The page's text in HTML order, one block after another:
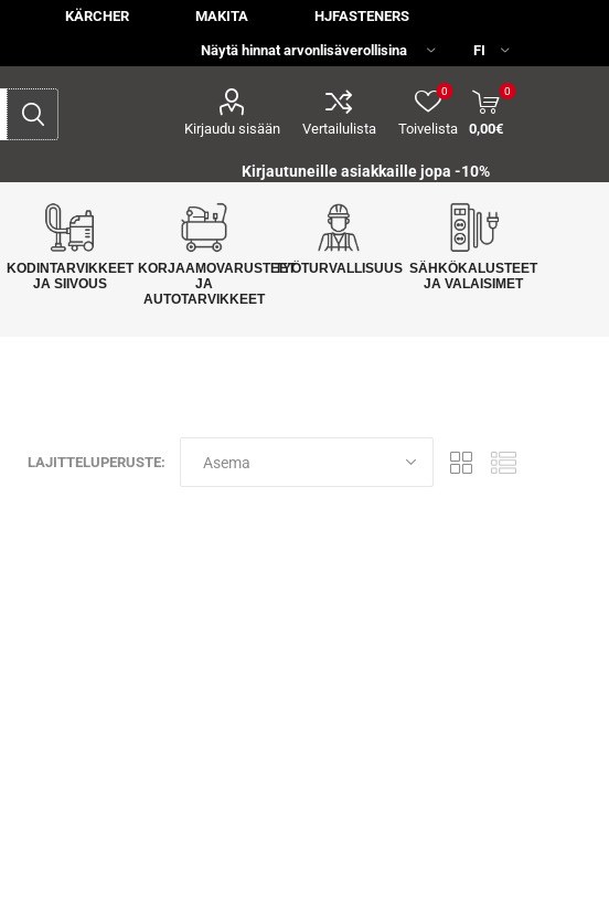
KÄRCHER MAKITA HJFASTENERS
Kirjaudu sisään Vertailulista Toivelista
0 0
0,00€
Kirjautuneille asiakkaille jopa -10%
KODINTARVIKKEET
JA SIIVOUS
KORJAAMOVARUSTEET
JA
AUTOTARVIKKEET
TYÖTURVALLISUUS SÄHKÖKALUSTEET
JA VALAISIMET
LAJITTELUPERUSTE: